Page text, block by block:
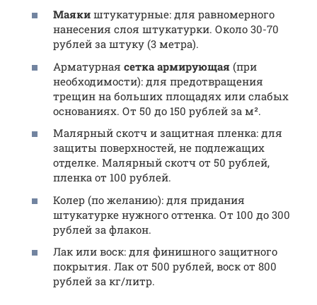
Маяки штукатурные: для равномерного
нанесения слоя штукатурки. Около 30-70
рублей за штуку (3 метра).
Арматурная сетка армирующая (при
необходимости): для предотвращения
трещин на больших площадях или слабых
основаниях. От 50 до 150 рублей за м².
Малярный скотч и защитная пленка: для
защиты поверхностей, не подлежащих
отделке. Малярный скотч от 50 рублей,
пленка от 100 рублей.
Колер (по желанию): для придания
штукатурке нужного оттенка. От 100 до 300
рублей за флакон.
Лак или воск: для финишного защитного
покрытия. Лак от 500 рублей, воск от 800
рублей за кг/литр.